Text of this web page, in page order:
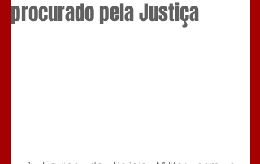
procurado pela Justiça